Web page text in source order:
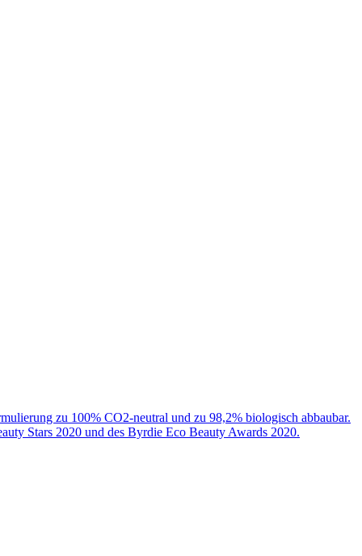
zu 100% CO2-neutral und zu 98,2% biologisch abbaubar.
Stars 2020 und des Byrdie Eco Beauty Awards 2020.